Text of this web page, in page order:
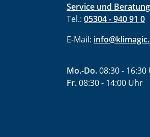
Service und
Tel.: 05304 - 940 91 0
E-Mail:
Mo.-Do.08:30 - 16:30
Fr.08:30 - 14:00 Uhr